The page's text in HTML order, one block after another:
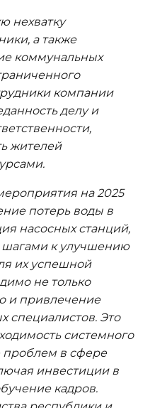
нехватку
а также
коммунальных
компании
делу и
жителей
на 2025
потерь воды в
насосных станций,
к улучшению
их успешной
не только
и привлечение
специалистов. Это
системного
в сфере
инвестиции в
кадров.